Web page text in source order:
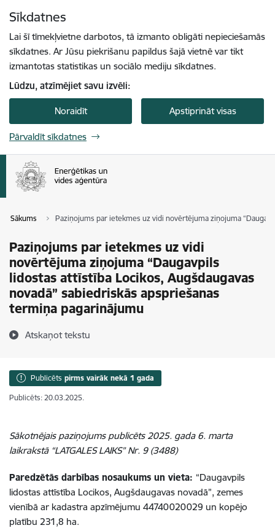
Sīkdatnes
Lai šī tīmekļvietne darbotos, tā izmanto obligāti nepieciešamās
sīkdatnes. Ar Jūsu piekrišanu papildus šajā vietnē var tikt
izmantotas statistikas un sociālo mediju sīkdatnes.
Lūdzu, atzīmējiet savu izvēli:
Noraidīt Apstiprināt visas
Pārvaldīt sīkdatnes
Sākums Paziņojums par ietekmes uz vidi novērtējuma ziņojuma
Paziņojums par ietekmes uz vidi
novērtējuma ziņojuma “Daugavpils
lidostas attīstība Locikos, Augšdaugavas
novadā” sabiedriskās apspriešanas
termiņa pagarinājumu
Atskaņot tekstu
Publicēts pirms vairāk nekā 1 gada
Publicēts: 20.03.2025.
Sākotnējais paziņojums publicēts 2025. gada 6. marta
laikrakstā “LATGALES LAIKS” Nr. 9 (3488)
Paredzētās darbības nosaukums un vieta: “Daugavpils
lidostas attīstība Locikos, Augšdaugavas novadā”, zemes
vienībā ar kadastra apzīmējumu 44740020029 un kopējo
platību 231,8 ha.